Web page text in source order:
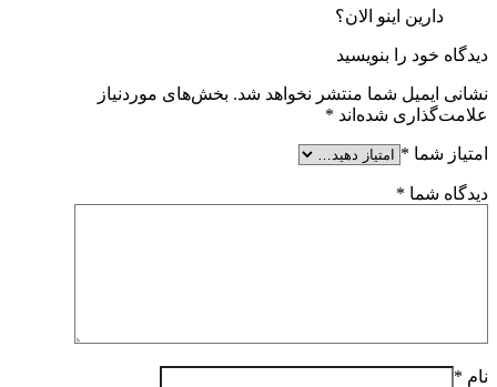
دارین اینو الان؟
دیدگاه خود را بنویسید
نشانی ایمیل شما منتشر نخواهد شد. بخش‌های موردنیاز
علامت‌گذاری شده‌اند *
امتیاز شما *
دیدگاه شما *
نام *